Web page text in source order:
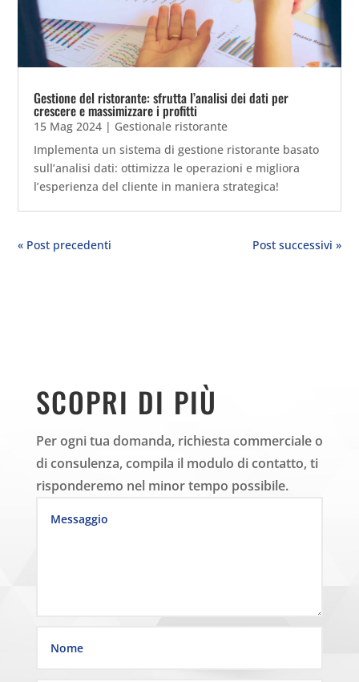
Gestione del ristorante: sfrutta l’analisi dei dati per
crescere e massimizzare i profitti
15 Mag 2024 | Gestionale ristorante
Implementa un sistema di gestione ristorante basato
sull’analisi dati: ottimizza le operazioni e migliora
l’esperienza del cliente in maniera strategica!
« Post precedenti Post successivi »
SCOPRI DI PIÙ
Per ogni tua domanda, richiesta commerciale o
di consulenza, compila il modulo di contatto, ti
risponderemo nel minor tempo possibile.